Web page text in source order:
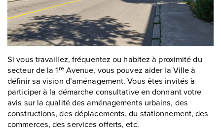
Si vous travaillez, fréquentez ou habitez à proximité du
secteur de la 1reAvenue, vous pouvez aider la Ville à
définir sa vision d’aménagement. Vous êtes invités à
participer à la démarche consultative en donnant votre
avis sur la qualité des aménagements urbains, des
constructions, des déplacements, du stationnement, des
commerces, des services offerts, etc.